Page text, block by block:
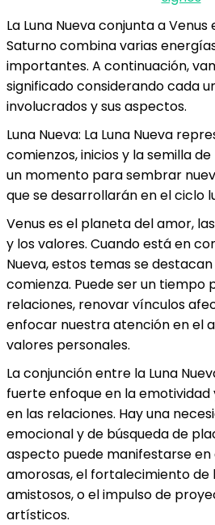
La Luna Nueva conjunta a
Saturno combina varias
importantes. A continuación,
significado considerando cada
involucrados y sus aspectos.
Luna Nueva: La Luna Nueva
comienzos, inicios y la semilla
un momento para sembrar
que se desarrollarán en el ciclo
Venus es el planeta del amor,
y los valores. Cuando está en
Nueva, estos temas se
comienza. Puede ser un tiempo
relaciones, renovar vínculos
enfocar nuestra atención en el
valores personales.
La conjunción entre la Luna
fuerte enfoque en la
en las relaciones. Hay una
emocional y de búsqueda de
aspecto puede manifestarse en
amorosas, el fortalecimiento de
amistosos, o el impulso de
artísticos.